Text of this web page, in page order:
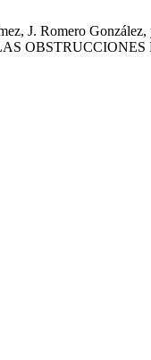
J. Romero
OBSTRUCCIONES